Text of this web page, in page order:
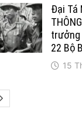
Đại Tá
trưởng
22 Bộ
15